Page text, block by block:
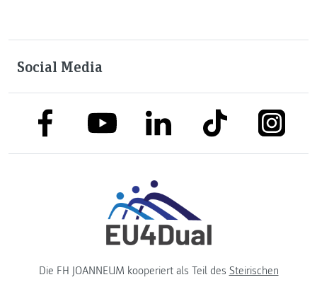
Social Media
link to facebooklink to youtubelink to linkedinlink to tiktok
Die FH JOANNEUM kooperiert als Teil des Steirischen